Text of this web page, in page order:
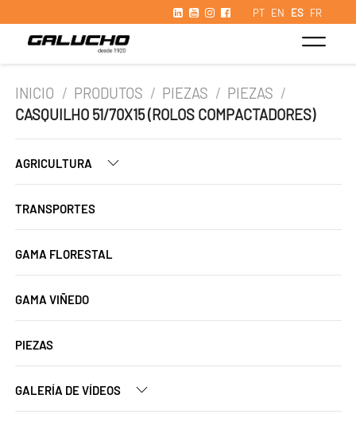
PT EN ES FR
INICIO / PRODUTOS / PIEZAS / PIEZAS /
CASQUILHO 51/70X15 (ROLOS COMPACTADORES)
AGRICULTURA
TRANSPORTES
GAMA FLORESTAL
GAMA VIÑEDO
PIEZAS
GALERÍA DE VÍDEOS